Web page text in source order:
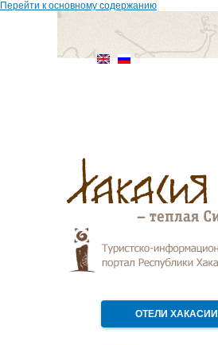
Перейти к основному содержанию
ОТЕЛИ ХАКАСИИ